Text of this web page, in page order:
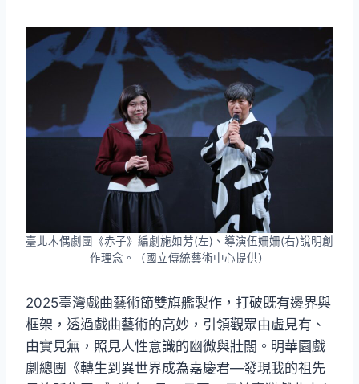
臺北木偶劇團《赤子》編劇施如芳(左)、導演伍姍姍(右)說明創
作理念。（國立傳統藝術中心提供）
2025臺灣戲曲藝術節雙旗艦製作，打破既有邊界與
框架，透過戲曲藝術的高妙，引領觀眾由虛見有、
由實見無，照見人性意識的幽微與壯闊。明華園戲
劇總團《轉生到異世界成為嘉慶君—發現我的祖先